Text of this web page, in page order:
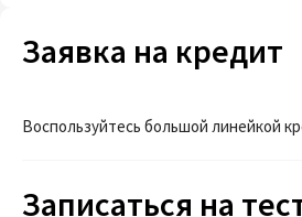
Заявка на кредит
Воспользуйтесь большой линейкой
Записаться на